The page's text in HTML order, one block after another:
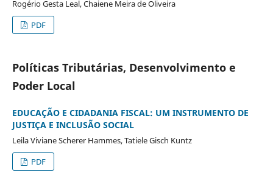
Rogério Gesta Leal, Chaiene Meira de Oliveira
PDF
Políticas Tributárias, Desenvolvimento e
Poder Local
EDUCAÇÃO E CIDADANIA FISCAL: UM INSTRUMENTO DE
JUSTIÇA E INCLUSÃO SOCIAL
Leila Viviane Scherer Hammes, Tatiele Gisch Kuntz
PDF